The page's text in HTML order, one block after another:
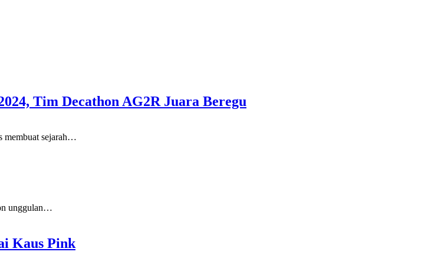
Tim Decathon AG2R Juara Beregu
sejarah…
unggulan…
Kaus Pink